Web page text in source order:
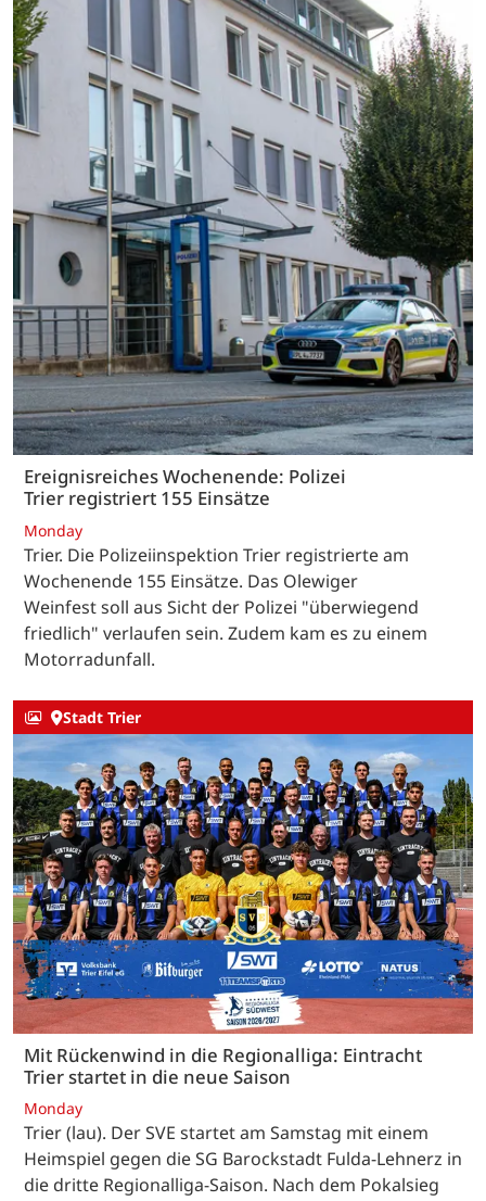
Ereignisreiches Wochenende: Polizei
Trier registriert 155 Einsätze
Monday
Trier. Die Polizeiinspektion Trier registrierte am
Wochenende 155 Einsätze. Das Olewiger
Weinfest soll aus Sicht der Polizei "überwiegend
friedlich" verlaufen sein. Zudem kam es zu einem
Motorradunfall.
Stadt Trier
Mit Rückenwind in die Regionalliga: Eintracht
Trier startet in die neue Saison
Monday
Trier (lau). Der SVE startet am Samstag mit einem
Heimspiel gegen die SG Barockstadt Fulda-Lehnerz in
die dritte Regionalliga-Saison. Nach dem Pokalsieg